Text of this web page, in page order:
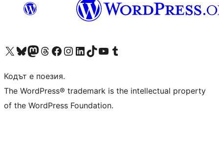
Visit our X (formerly Twitter) account
Visit our Bluesky account
Visit our Mastodon account
Visit our Threads account
Посетете нашата страница във Facebook
Посетете нашия профил в Instagram
Посетете нашия профил в LinkedIn
Visit our TikTok account
Visit our YouTube channel
Visit our Tumblr account
Кодът е поезия.
The WordPress® trademark is the intellectual property
of the WordPress Foundation.